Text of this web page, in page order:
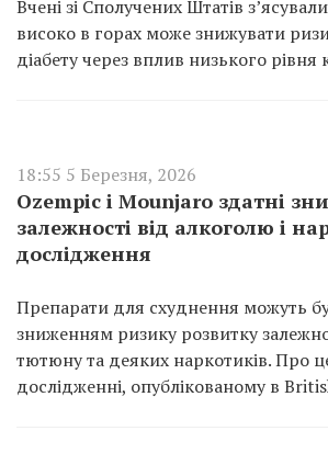
Вчені зі Сполучених Штатів
високо в горах може знижувати
діабету через вплив низького рівня
18:55 5 Березня, 2026
Ozempic і Mounjaro здатні
залежності від алкоголю і
дослідження
Препарати для схуднення можуть
зниженням ризику розвитку
тютюну та деяких наркотиків. Про
дослідженні, опублікованому в